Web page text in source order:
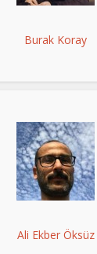
Burak Koray
Ali Ekber Öksüz